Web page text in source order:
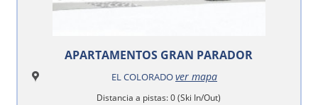
APARTAMENTOS GRAN PARADOR
EL COLORADOver mapa
Distancia a pistas: 0 (Ski In/Out)